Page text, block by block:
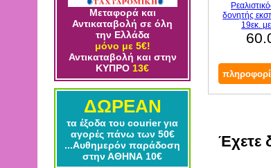
Μεταφορά και
Αντικαταβολή σε όλη
την Ελλάδα
μόνο με 5€!
Αντικαταβολή και στην
ΚΥΠΡΟ 13€
ΔΩΡΕΑΝ
τα έξοδα του courier για
αγορές πάνω των 50€
...Αυθημερόν παράδοση
στην ΑΘΗΝΑ 10€
δονητής
19εκ.
Έχετε